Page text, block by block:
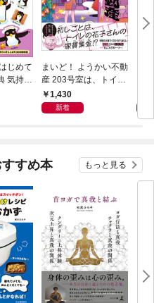
じめて
気持ち
まいど！ ようかい不動
産 203号室は、トイレ
の花子さんの部屋？
1,430
新着
すめ本 もっと見る